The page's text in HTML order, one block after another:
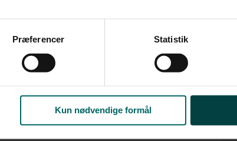
til alle formål. Du kan til enhver tid læse mere om
linket til vores
. Oplysninger om
Præferencer Statistik
Kun nødvendige formål